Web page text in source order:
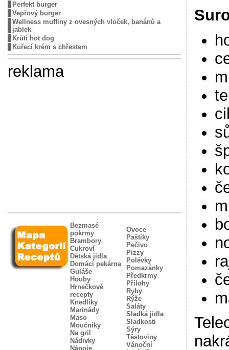
Perfekt burger
Vepřový burger
Wellness muffiny z ovesných vloček, banánů a
jablek
Krůtí hot dog
Kuřecí krém s chřestem
reklama
Bezmasé
pokrmy
Brambory
Cukroví
Dětská jídla
Domácí pekárna
Guláše
Houby
Hrnečkové
recepty
Knedlíky
Marinády
Maso
Moučníky
Na gril
Nádivky
Nápoje
Ovoce
Paštiky
Pečivo
Pizzy
Polévky
Pomazánky
Předkrmy
Přílohy
Ryby
Rýže
Saláty
Sladká jídla
Sladkosti
Sýry
Těstoviny
Vánoční